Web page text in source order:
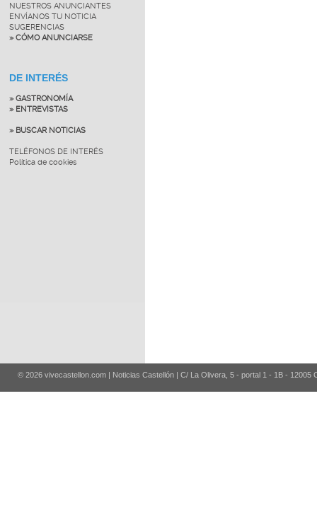
NUESTROS ANUNCIANTES
ENVÍANOS TU NOTICIA
SUGERENCIAS
» CÓMO ANUNCIARSE
DE INTERÉS
» GASTRONOMÍA
» ENTREVISTAS
» BUSCAR NOTICIAS
TELÉFONOS DE INTERÉS
Política de cookies
© 2026 vivecastellon.com | Noticias Castellón | C/ La Olivera, 5 - portal 1 - 1B - 12005